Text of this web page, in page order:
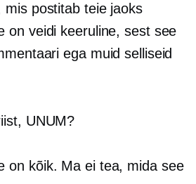
mis postitab teie jaoks
on veidi keeruline, sest see
ega muid selliseid
UNUM?
on kõik. Ma ei tea, mida see